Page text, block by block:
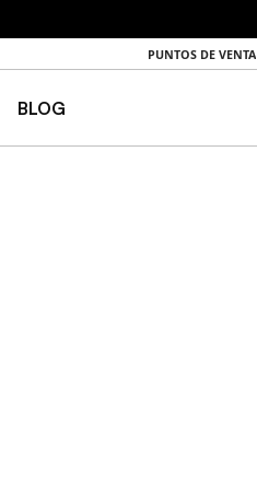
PUNTOS DE VENTA
BLOG